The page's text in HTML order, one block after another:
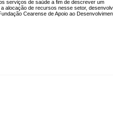
serviços de saúde a fim de descrever um
alocação de recursos nesse setor,
Cearense de Apoio ao